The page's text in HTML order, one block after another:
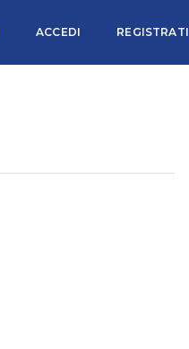
ACCEDI REGISTRATI